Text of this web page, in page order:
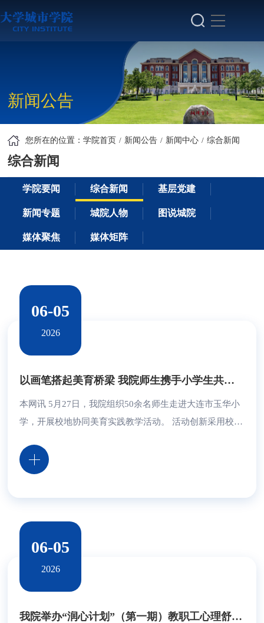
新闻公告
您所在的位置：学院首页 新闻公告 新闻中心 综合新闻
综合新闻
学院要闻 综合新闻 基层党建
新闻专题 城院人物 图说城院
媒体聚焦 媒体矩阵
06-05
2026
以画笔搭起美育桥梁 我院师生携手小学生共创百米体育墙绘
本网讯 5月27日，我院组织50余名师生走进大连市玉华小
学，开展校地协同美育实践教学活动。 活动创新采用校地
延伸至基础教育校园。我院学生与小学生分组结对，围绕
击剑、游泳、羽毛球、乒乓球等体育运动项目开展校园墙
构图等专业知识，小学生结合平日体育课上学到的运...
06-05
2026
我院举办“润心计划”（第一期）教职工心理舒缓减压沙龙活动